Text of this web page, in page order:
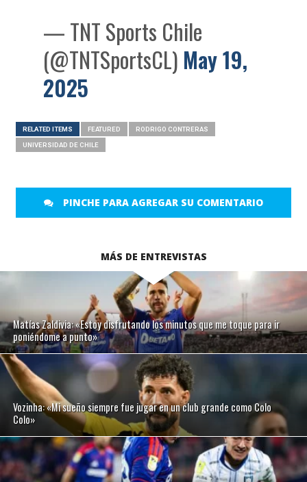
— TNT Sports Chile
(@TNTSportsCL) May 19,
2025
RELATED ITEMS FEATURED RODRIGO CONTRERAS
UNIVERSIDAD DE CHILE
PINCHE PARA AGREGAR SU COMENTARIO
MÁS DE ENTREVISTAS
Matías Zaldivia: «Estoy disfrutando los minutos que me toque para ir
poniéndome a punto»
Vozinha: «Mi sueño siempre fue jugar en un club grande como Colo
Colo»